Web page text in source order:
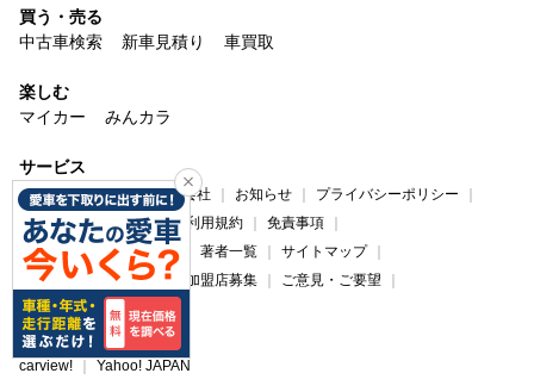
買う・売る
中古車検索
新車見積り 車買取
楽しむ
マイカー
みんカラ
サービス
carview!について 運営会社 お知らせ
プライバシーポリシー
プライバシーセンター
利用規約
免責事項
コンテンツ制作ポリシー
著者一覧
サイトマップ
広告掲載について
法人加盟店募集
ご意見・ご要望
ヘルプ・お問い合わせ
carview! Yahoo! JAPAN